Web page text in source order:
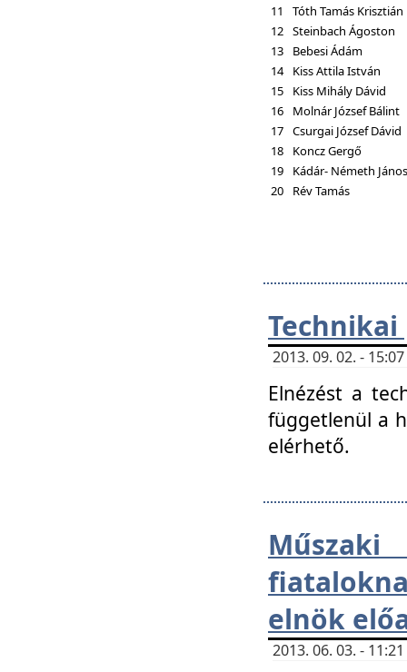
11
Tóth Tamás Krisztián
12 Steinbach Ágoston
13
Bebesi Ádám
14 Kiss Attila István
15
Kiss Mihály Dávid
16
Molnár József Bálint
17 Csurgai József Dávid
18
Koncz Gergő
19
Kádár- Németh János
20
Rév Tamás
2013. 09. 02. -
Elnézést a
függetlenül a
elérhető.
elnök
2013. 06. 03. -